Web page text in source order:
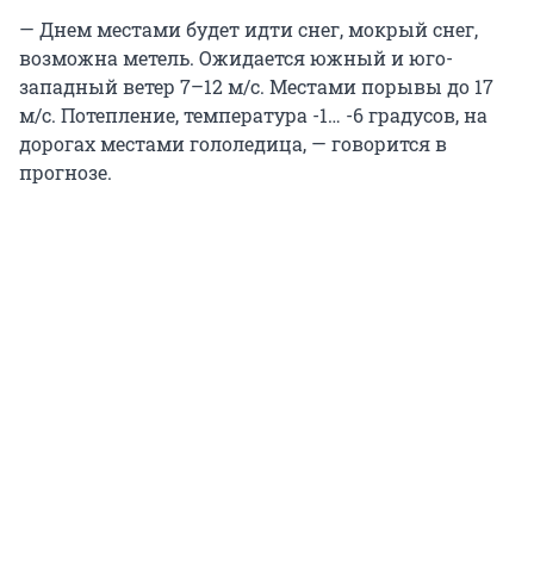
— Днем местами будет идти снег, мокрый снег,
возможна метель. Ожидается южный и юго-
западный ветер 7–12 м/с. Местами порывы до 17
м/с. Потепление, температура -1… -6 градусов, на
дорогах местами гололедица, — говорится в
прогнозе.